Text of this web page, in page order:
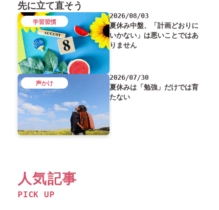
先に立て直そう
2026/08/03
夏休み中盤、「計画どおりに
いかない」は悪いことではあ
りません
学習習慣
2026/07/30
夏休みは「勉強」だけでは育
たない
声かけ
人気記事
PICK UP